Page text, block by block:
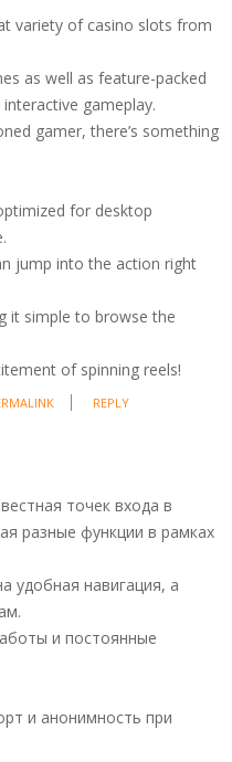
variety of casino slots from
as well as feature-packed
gameplay.
gamer, there’s something
for desktop
jump into the action right
it simple to browse the
of spinning reels!
REPLY
точек входа в
разные функции в рамках
удобная навигация, а
и постоянные
и анонимность при